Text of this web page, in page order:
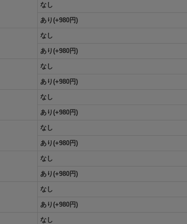
なし
あり(+980円)
なし
あり(+980円)
なし
あり(+980円)
なし
あり(+980円)
なし
あり(+980円)
なし
あり(+980円)
なし
あり(+980円)
なし